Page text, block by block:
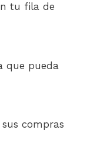
tu fila de
que pueda
compras